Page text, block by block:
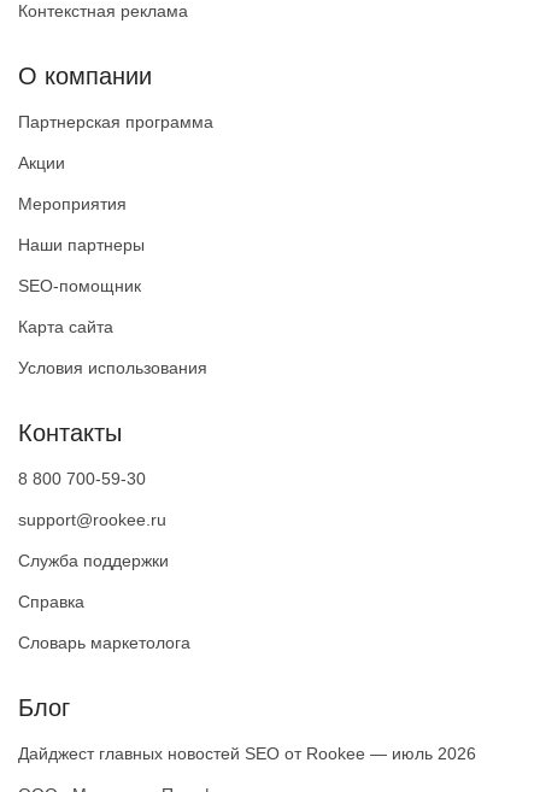
Блог
Дайджест главных новостей SEO от Rookee — июль 2026
Контекстная реклама
О компании
Партнерская программа
Акции
Мероприятия
Наши партнеры
SEO-помощник
Карта сайта
Условия использования
Контакты
8 800 700-59-30
support@rookee.ru
Служба поддержки
Справка
Словарь маркетолога